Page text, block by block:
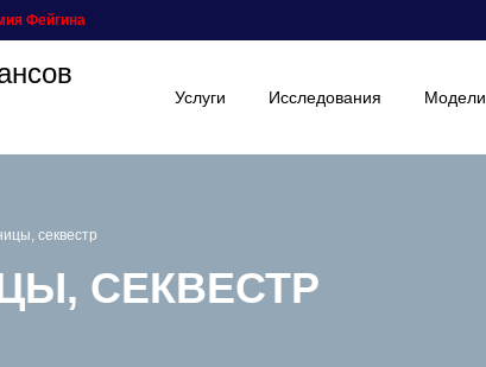
Фейгина
Услуги Исследования Модели
секвестр
СЕКВЕСТР